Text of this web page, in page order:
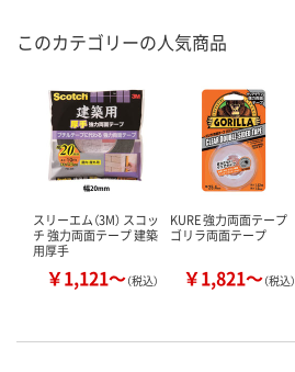
このカテゴリーの人気商品
スリーエム（3M） スコッ
チ 強力両面テープ 建築
用厚手
￥1,121～（税込）
KURE 強力両面テープ
ゴリラ両面テープ
￥1,821～（税込）